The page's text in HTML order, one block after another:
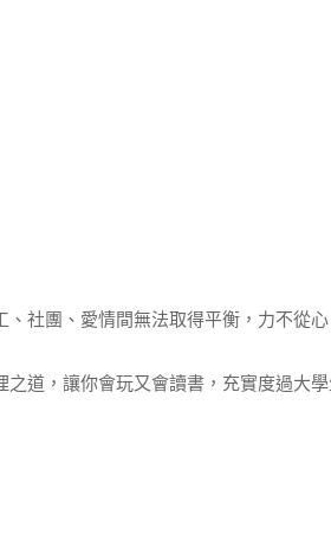
社團、愛情間無法取得平衡，力不從
道，讓你會玩又會讀書，充實度過大